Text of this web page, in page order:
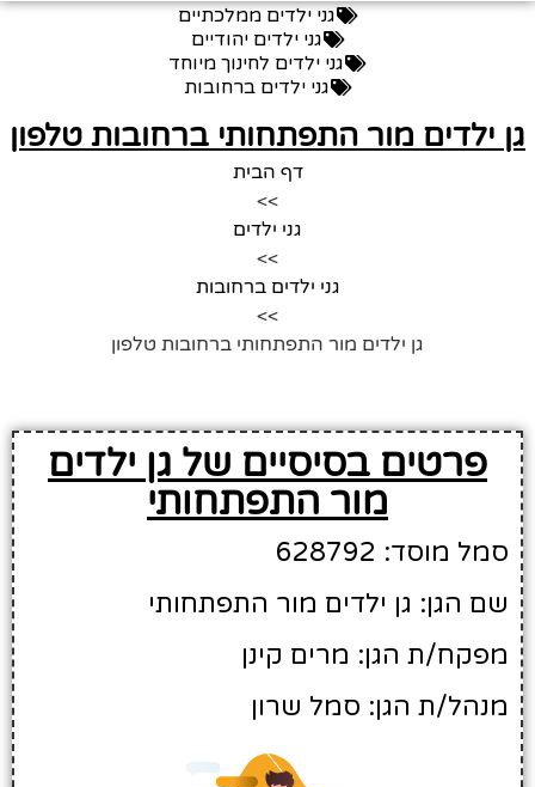
גני ילדים ממלכתיים
גני ילדים יהודיים
גני ילדים לחינוך מיוחד
גני ילדים ברחובות
גן ילדים מור התפתחותי ברחובות טלפון
דף הבית
>>
גני ילדים
>>
גני ילדים ברחובות
>>
גן ילדים מור התפתחותי ברחובות טלפון
פרטים בסיסיים של גן ילדים
מור התפתחותי
סמל מוסד: 628792
שם הגן: גן ילדים מור התפתחותי
מפקח/ת הגן: מרים קינן
מנהל/ת הגן: סמל שרון